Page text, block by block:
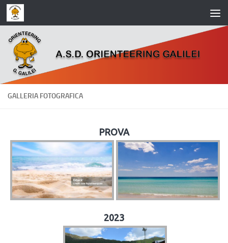
Salta al contenuto
GALLERIA FOTOGRAFICA
PROVA
2023